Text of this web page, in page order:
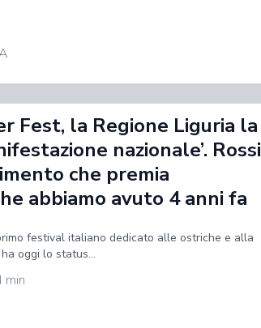
Fest, la Regione Liguria la
nazionale’. Rossi
che premia
abbiamo avuto 4 anni fa
festival italiano dedicato alle ostriche e alla
oggi lo status...
min